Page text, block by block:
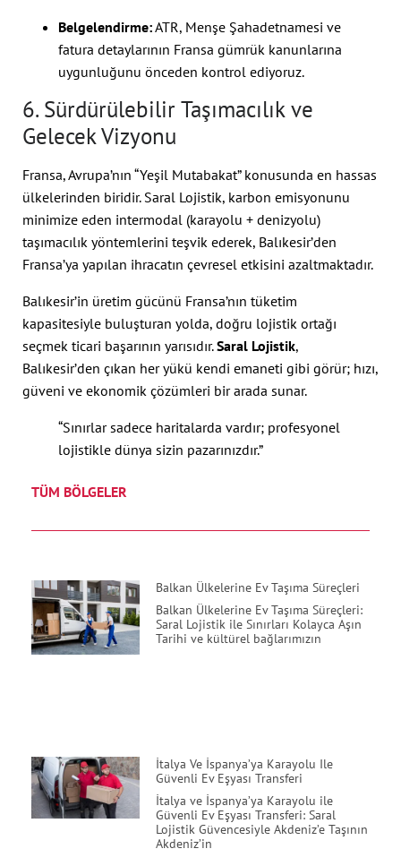
Belgelendirme:ATR, Menşe Şahadetnamesi ve
fatura detaylarının Fransa gümrük kanunlarına
uygunluğunu önceden kontrol ediyoruz.
6. Sürdürülebilir Taşımacılık ve
Gelecek Vizyonu
Fransa, Avrupa’nın “Yeşil Mutabakat” konusunda en hassas
ülkelerinden biridir. Saral Lojistik, karbon emisyonunu
minimize eden intermodal (karayolu + denizyolu)
taşımacılık yöntemlerini teşvik ederek, Balıkesir’den
Fransa’ya yapılan ihracatın çevresel etkisini azaltmaktadır.
Balıkesir’in üretim gücünü Fransa’nın tüketim
kapasitesiyle buluşturan yolda, doğru lojistik ortağı
seçmek ticari başarının yarısıdır.Saral Lojistik,
Balıkesir’den çıkan her yükü kendi emaneti gibi görür; hızı,
güveni ve ekonomik çözümleri bir arada sunar.
“Sınırlar sadece haritalarda vardır; profesyonel
lojistikle dünya sizin pazarınızdır.”
TÜM BÖLGELER
Balkan Ülkelerine Ev Taşıma Süreçleri
Balkan Ülkelerine Ev Taşıma Süreçleri:
Saral Lojistik ile Sınırları Kolayca Aşın
Tarihi ve kültürel bağlarımızın
İtalya Ve İspanya’ya Karayolu Ile
Güvenli Ev Eşyası Transferi
İtalya ve İspanya’ya Karayolu ile
Güvenli Ev Eşyası Transferi: Saral
Lojistik Güvencesiyle Akdeniz’e Taşının
Akdeniz’in